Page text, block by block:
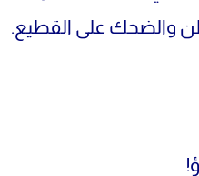
والضحك على القطيع.